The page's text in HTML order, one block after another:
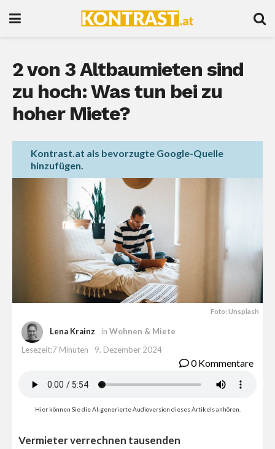
2 von 3 Altbaumieten sind
zu hoch: Was tun bei zu
hoher Miete?
Kontrast.at als bevorzugte Google-Quelle
hinzufügen.
Foto: Unsplash
Lena Krainz in Wohnen & Miete
Lesezeit:7 Minuten
9. Dezember 2024
0 Kommentare
Hier können Sie die AI-generierte Audioversion dieses Artikels anhören.
Vermieter verrechnen tausenden